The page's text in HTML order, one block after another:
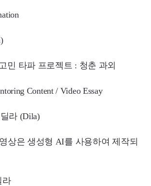
민 타파 프로젝트 : 청춘 과외
Content / Video Essay
라 (Dila)
상은 생성형 AI를 사용하여 제작되
라